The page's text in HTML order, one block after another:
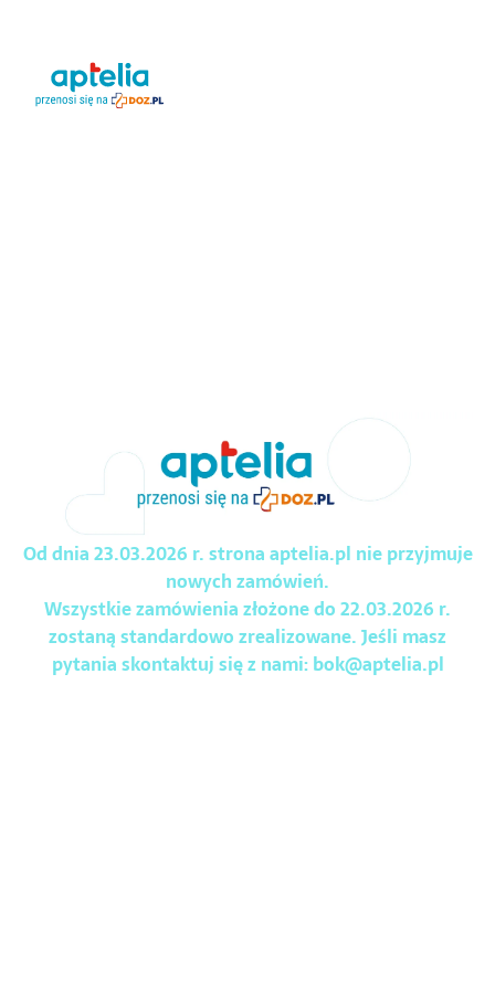
Od dnia 23.03.2026 r. strona aptelia.pl nie przyjmuje
nowych zamówień.
Wszystkie zamówienia złożone do 22.03.2026 r.
zostaną standardowo zrealizowane. Jeśli masz
pytania skontaktuj się z nami:bok@aptelia.pl